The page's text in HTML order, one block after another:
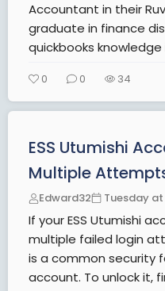
Accountant in their
graduate in finance
quickbooks knowledge
0 0 34
ESS Utumishi
Multiple
Edward32 Tuesday at
If your ESS Utumishi
multiple failed login
is a common security
account. To unlock it,